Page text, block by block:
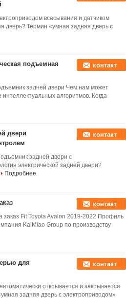
всасывания и датчиком
дверь? Термин «умная задняя дверь с
подъемная
контакт
задней двери Чем нам может
алгоритмов. Когда
двери
контакт
задней двери с
электрической задней двери?
Подробнее
контакт
Fit Toyota Avalon 2019-2022 Профиль
KaiMiao Group по производству
для
контакт
открывается и закрывается
задняя дверь с электроприводом»